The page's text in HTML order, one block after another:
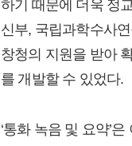
하기 때문에 더욱 정
신부, 국립과학수사
창청의 지원을 받아
를 개발할 수 있었다.
‘통화 녹음 및 요약’